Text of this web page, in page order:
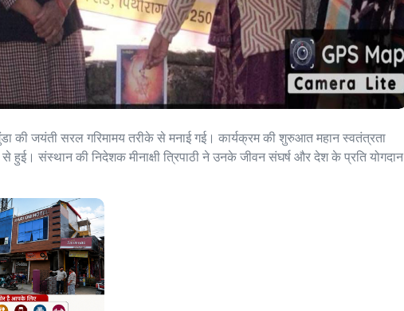
की जयंती सरल गरिमामय तरीके से मनाई गई। कार्यक्रम की शुरुआत महान स्वतंत्रता
से हुई। संस्थान की निदेशक मीनाक्षी त्रिपाठी ने उनके जीवन संघर्ष और देश के प्रति योगदान